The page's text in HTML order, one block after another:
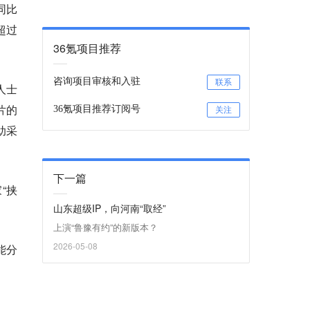
比
过
士
的
采
挟
分
36氪项目推荐
咨询项目审核和入驻 联系
36氪项目推荐订阅号 关注
下一篇
山东超级IP，向河南“取经”
上演“鲁豫有约”的新版本？
2026-05-08